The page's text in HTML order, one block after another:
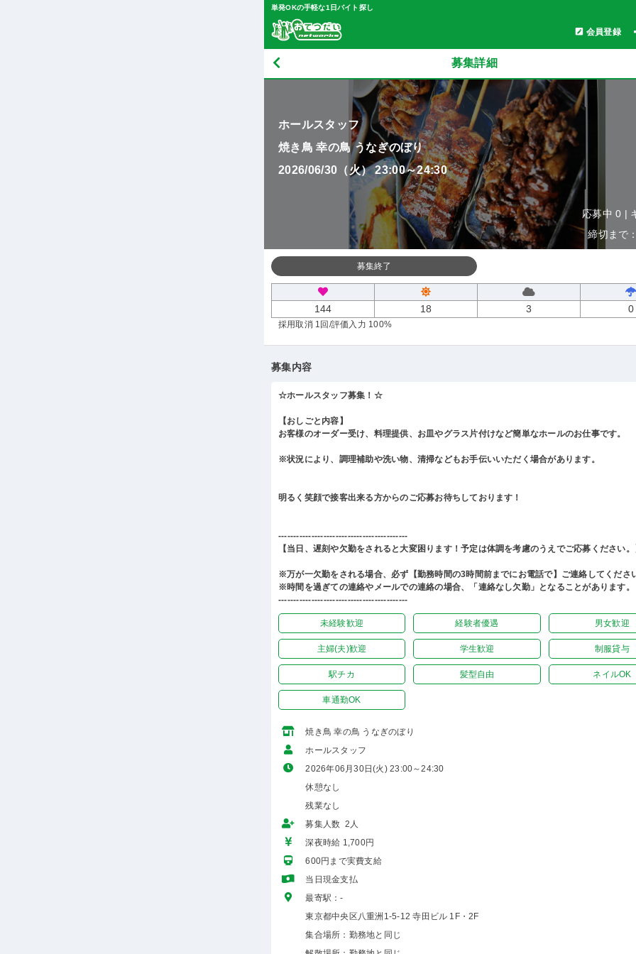
単発OKの手軽な1日バイト探し
会員登録
募集詳細
ホールスタッフ
焼き鳥 幸の鳥 うなぎのぼり
2026/06/30（火） 23:00～24:30
応募中 0 |
締切まで
募集終了
144 18 3 0
採用取消 1回 /評価入力 100%
募集内容
☆ホールスタッフ募集！☆
【おしごと内容】
お客様のオーダー受け、料理提供、お皿やグラス片付けなど簡単なホールのお仕事です。
※状況により、調理補助や洗い物、清掃などもお手伝いいただく場合があります。
明るく笑顔で接客出来る方からのご応募お待ちしております！
-------------------------------------------
【当日、遅刻や欠勤をされると大変困ります！予定は体調を考慮のうえでご応募ください
※万が一欠勤をされる場合、必ず【勤務時間の3時間前までにお電話で】ご連絡してくださ
※時間を過ぎての連絡やメールでの連絡の場合、「連絡なし欠勤」となることがあります。
-------------------------------------------
未経験歓迎 経験者優遇 男女歓迎
主婦(夫)歓迎 学生歓迎 制服貸与
駅チカ 髪型自由 ネイルOK
車通勤OK
焼き鳥 幸の鳥 うなぎのぼり
ホールスタッフ
2026年06月30日(火) 23:00～24:30
休憩なし
残業なし
募集人数 2人
深夜時給 1,700円
600円まで実費支給
当日現金支払
最寄駅：-
東京都中央区八重洲1-5-12 寺田ビル 1F・2F
集合場所：勤務地と同じ